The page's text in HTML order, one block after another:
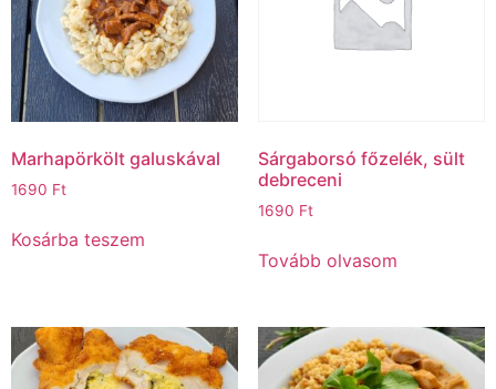
Marhapörkölt galuskával
1690 Ft
Kosárba teszem
Sárgaborsó főzelék, sült
debreceni
1690 Ft
Tovább olvasom